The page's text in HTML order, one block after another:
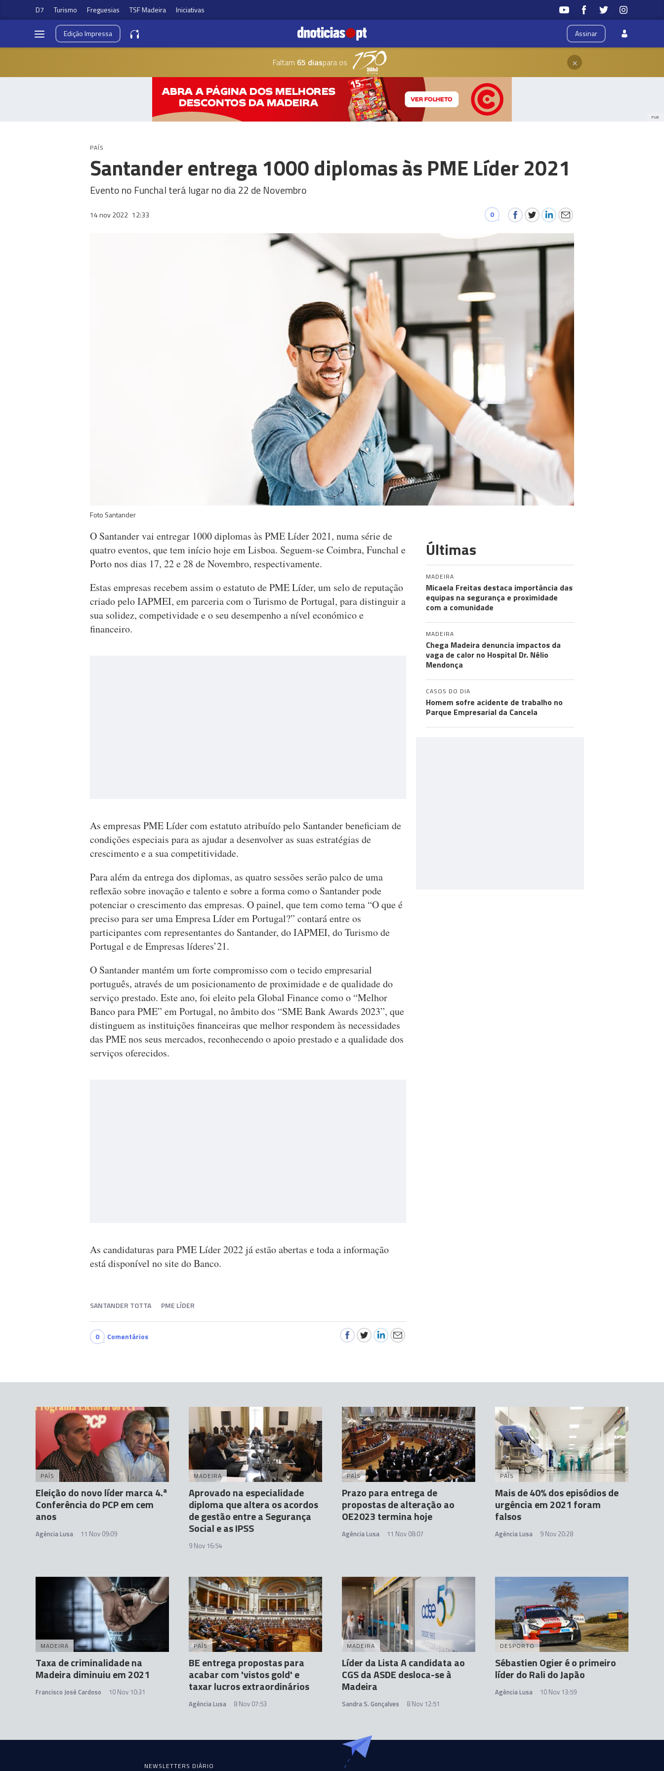
D7 Turismo Freguesias TSF Madeira Iniciativas
Assinar
EdiçãoImpressa
Faltam 65 diaspara os ×
PUB
PAÍS
Santander entrega 1000 diplomas às PME Líder 2021
Evento no Funchal terá lugar no dia 22 de Novembro
14 nov 2022 12:33 0
Foto Santander
O Santander vai entregar 1000 diplomas às PME Líder 2021, numa série de
quatro eventos, que tem início hoje em Lisboa. Seguem-se Coimbra, Funchal e
Porto nos dias 17, 22 e 28 de Novembro, respectivamente.
Estas empresas recebem assim o estatuto de PME Líder, um selo de reputação
criado pelo IAPMEI, em parceria com o Turismo de Portugal, para distinguir a
sua solidez, competividade e o seu desempenho a nível económico e
financeiro.
As empresas PME Líder com estatuto atribuído pelo Santander beneficiam de
condições especiais para as ajudar a desenvolver as suas estratégias de
crescimento e a sua competitividade.
Para além da entrega dos diplomas, as quatro sessões serão palco de uma
reflexão sobre inovação e talento e sobre a forma como o Santander pode
potenciar o crescimento das empresas. O painel, que tem como tema “O que é
preciso para ser uma Empresa Líder em Portugal?” contará entre os
participantes com representantes do Santander, do IAPMEI, do Turismo de
Portugal e de Empresas líderes’21.
O Santander mantém um forte compromisso com o tecido empresarial
português, através de um posicionamento de proximidade e de qualidade do
serviço prestado. Este ano, foi eleito pela Global Finance como o “Melhor
Banco para PME” em Portugal, no âmbito dos “SME Bank Awards 2023”, que
distinguem as instituições financeiras que melhor respondem às necessidades
das PME nos seus mercados, reconhecendo o apoio prestado e a qualidade dos
serviços oferecidos.
As candidaturas para PME Líder 2022 já estão abertas e toda a informação
está disponível no site do Banco.
SANTANDER TOTTA PME LÍDER
0 Comentários
Últimas
MADEIRA
Micaela Freitas destaca importância das
equipas na segurança e proximidade
com a comunidade
MADEIRA
Chega Madeira denuncia impactos da
vaga de calor no Hospital Dr. Nélio
Mendonça
CASOS DO DIA
Homem sofre acidente de trabalho no
Parque Empresarial da Cancela
PAÍS
Eleição do novo líder marca 4.ª
Conferência do PCP em cem
anos
Agência Lusa 11 Nov 09:09
MADEIRA
Aprovado na especialidade
diploma que altera os acordos
de gestão entre a Segurança
Social e as IPSS
9 Nov 16:54
PAÍS
Prazo para entrega de
propostas de alteração ao
OE2023 termina hoje
Agência Lusa 11 Nov 08:07
PAÍS
Mais de 40% dos episódios de
urgência em 2021 foram
falsos
Agência Lusa 9 Nov 20:28
MADEIRA
Taxa de criminalidade na
Madeira diminuiu em 2021
Francisco José Cardoso 10 Nov 10:31
PAÍS
BE entrega propostas para
acabar com 'vistos gold' e
taxar lucros extraordinários
Agência Lusa 8 Nov 07:53
MADEIRA
Líder da Lista A candidata ao
CGS da ASDE desloca-se à
Madeira
Sandra S. Gonçalves 8 Nov 12:51
DESPORTO
Sébastien Ogier é o primeiro
líder do Rali do Japão
Agência Lusa 10 Nov 13:59
NEWSLETTERS DIÁRIO